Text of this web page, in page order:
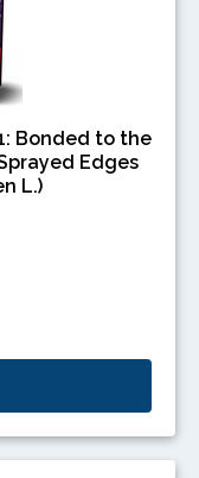
Bonded to the
Edges
L.)